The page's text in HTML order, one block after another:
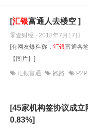
[汇银富通人去楼空 ]
零壹财经 · 2018年7月17日
[有网友爆料称， 汇银富通各
【图片】]
汇银富通 跑路
[45家机构签协议成立
0.83%]